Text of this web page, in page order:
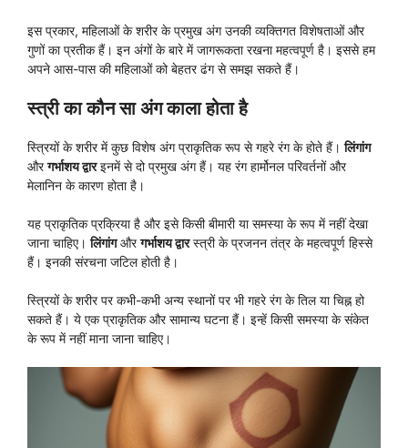
इस प्रकार, महिलाओं के शरीर के प्रमुख अंग उनकी व्यक्तिगत विशेषताओं और
गुणों का प्रतीक हैं। इन अंगों के बारे में जागरूकता रखना महत्वपूर्ण है। इससे हम
अपने आस-पास की महिलाओं को बेहतर ढंग से समझ सकते हैं।
स्त्री का कौन सा अंग काला होता है
स्त्रियों के शरीर में कुछ विशेष अंग प्राकृतिक रूप से गहरे रंग के होते हैं।लिंगांग
औरगर्भाशय द्वारइनमें से दो प्रमुख अंग हैं। यह रंग हार्मोनल परिवर्तनों और
मेलानिन के कारण होता है।
यह प्राकृतिक प्रक्रिया है और इसे किसी बीमारी या समस्या के रूप में नहीं देखा
जाना चाहिए।लिंगांगऔरगर्भाशय द्वारस्त्री के प्रजनन तंत्र के महत्वपूर्ण हिस्से
हैं। इनकी संरचना जटिल होती है।
स्त्रियों के शरीर पर कभी-कभी अन्य स्थानों पर भी गहरे रंग के तिल या चिह्न हो
सकते हैं। ये एक प्राकृतिक और सामान्य घटना हैं। इन्हें किसी समस्या के संकेत
के रूप में नहीं माना जाना चाहिए।